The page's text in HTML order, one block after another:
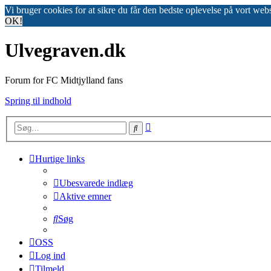
Vi bruger cookies for at sikre du får den bedste oplevelse på vort
OK!
Ulvegraven.dk
Forum for FC Midtjylland fans
Spring til indhold
Søg
Hurtige links
Ubesvarede indlæg
Aktive emner
Søg
OSS
Log ind